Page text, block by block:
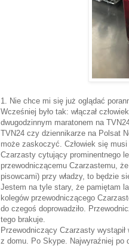
1. Nie chce mi się już oglądać
Wcześniej było tak: włączał
dwugodzinnym maratonem na
TVN24 czy dziennikarze na Polsat
może zaskoczyć. Człowiek się
Czarzasty cytujący prominentnego
przewodniczącemu Czarzastemu,
pisowcami) przy władzy, to będzie
Jestem na tyle stary, że pamiętam
kolegów przewodniczącego
do czegoś doprowadziło.
tego brakuje.
Przewodniczący Czarzasty
z domu. Po Skype. Najwyraźniej po